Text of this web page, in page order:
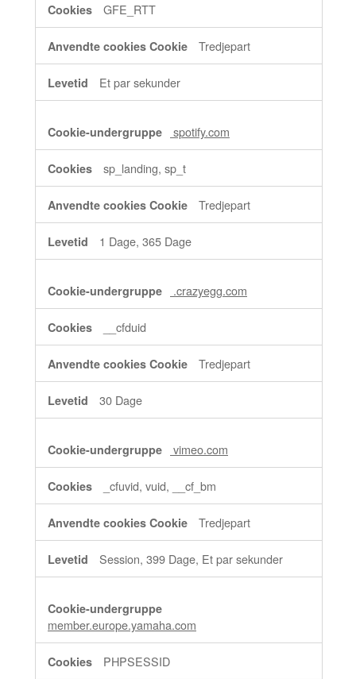
GFE_RTT
Tredjepart
Et par sekunder
spotify.com
sp_landing, sp_t
Tredjepart
1 Dage, 365 Dage
.crazyegg.com
__cfduid
Tredjepart
30 Dage
vimeo.com
_cfuvid, vuid, __cf_bm
Tredjepart
Session, 399 Dage, Et par sekunder
member.europe.yamaha.com
PHPSESSID